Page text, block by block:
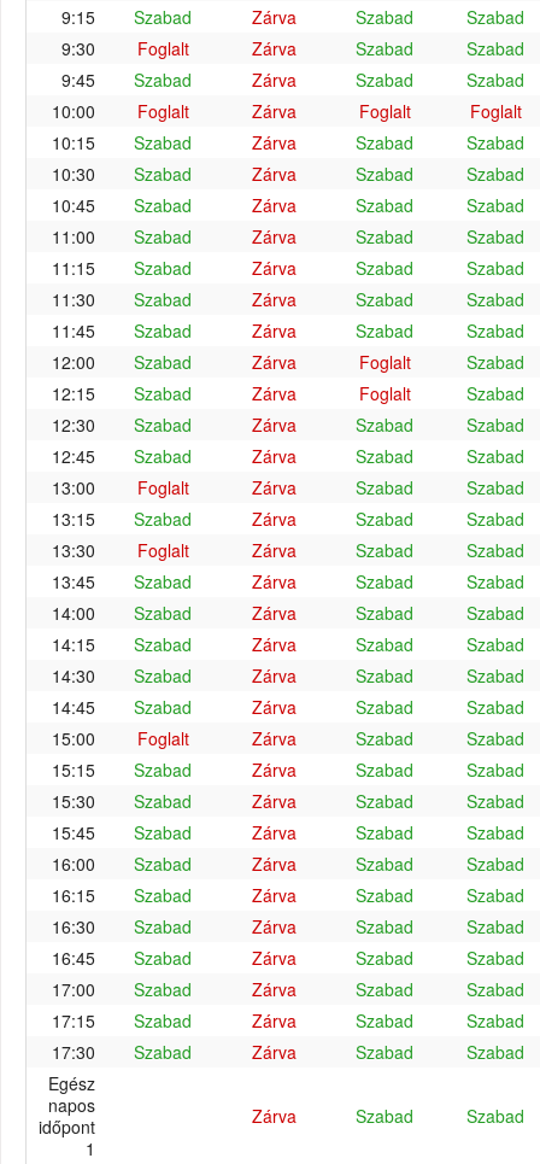
9:15
Szabad Zárva Szabad
Szabad
9:30
Foglalt Zárva Szabad
Szabad
9:45
Szabad Zárva Szabad
Szabad
10:00
Foglalt Zárva Foglalt
Foglalt
10:15
Szabad Zárva Szabad
Szabad
10:30
Szabad Zárva Szabad
Szabad
10:45
Szabad Zárva Szabad
Szabad
11:00
Szabad Zárva Szabad
Szabad
11:15
Szabad Zárva Szabad
Szabad
11:30
Szabad Zárva Szabad
Szabad
11:45
Szabad Zárva Szabad
Szabad
12:00
Szabad Zárva Foglalt
Szabad
12:15
Szabad Zárva Foglalt
Szabad
12:30
Szabad Zárva Szabad
Szabad
12:45
Szabad Zárva Szabad
Szabad
13:00
Foglalt Zárva Szabad
Szabad
13:15
Szabad Zárva Szabad
Szabad
13:30
Foglalt Zárva Szabad
Szabad
13:45
Szabad Zárva Szabad
Szabad
14:00
Szabad Zárva Szabad
Szabad
14:15
Szabad Zárva Szabad
Szabad
14:30
Szabad Zárva Szabad
Szabad
14:45
Szabad Zárva Szabad
Szabad
15:00
Foglalt Zárva Szabad
Szabad
15:15
Szabad Zárva Szabad
Szabad
15:30
Szabad Zárva Szabad
Szabad
15:45
Szabad Zárva Szabad
Szabad
16:00
Szabad Zárva Szabad
Szabad
16:15
Szabad Zárva Szabad
Szabad
16:30
Szabad Zárva Szabad
Szabad
16:45
Szabad Zárva Szabad
Szabad
17:00
Szabad Zárva Szabad
Szabad
17:15
Szabad Zárva Szabad
Szabad
17:30
Szabad Zárva Szabad
Szabad
Egész
napos
időpont
1
Zárva Szabad Szabad